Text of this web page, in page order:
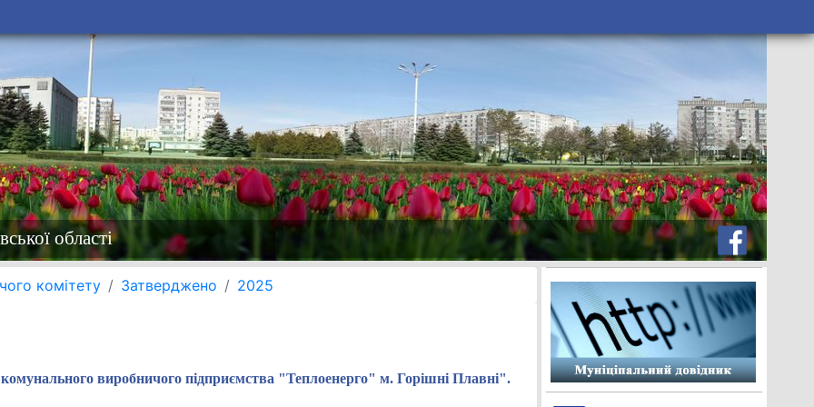
області
комітету Затверджено 2025
виробничого підприємства "Теплоенерго" м. Горішні Плавні".